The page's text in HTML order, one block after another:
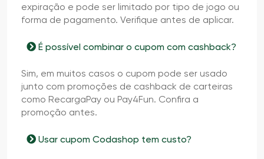
expiração e pode ser limitado por tipo de jogo ou
forma de pagamento. Verifique antes de aplicar.
É possível combinar o cupom com cashback?
Sim, em muitos casos o cupom pode ser usado
junto com promoções de cashback de carteiras
como RecargaPay ou Pay4Fun. Confira a
promoção antes.
Usar cupom Codashop tem custo?